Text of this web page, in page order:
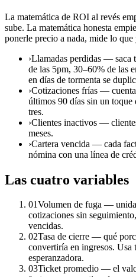
La matemática de ROI al revés
sube. La matemática honesta
ponerle precio a nada, mide lo que
›Llamadas perdidas — saca
de las 5pm, 30–60% de las
en días de tormenta se
›Cotizaciones frías —
últimos 90 días sin un toque
tres.
›Clientes inactivos —
meses.
›Cartera vencida — cada
nómina con una línea de
Las cuatro variables
01Volumen de fuga —
cotizaciones sin
vencidas.
02Tasa de cierre — qué
convertiría en ingresos. Usa
esperanzadora.
03Ticket promedio — el